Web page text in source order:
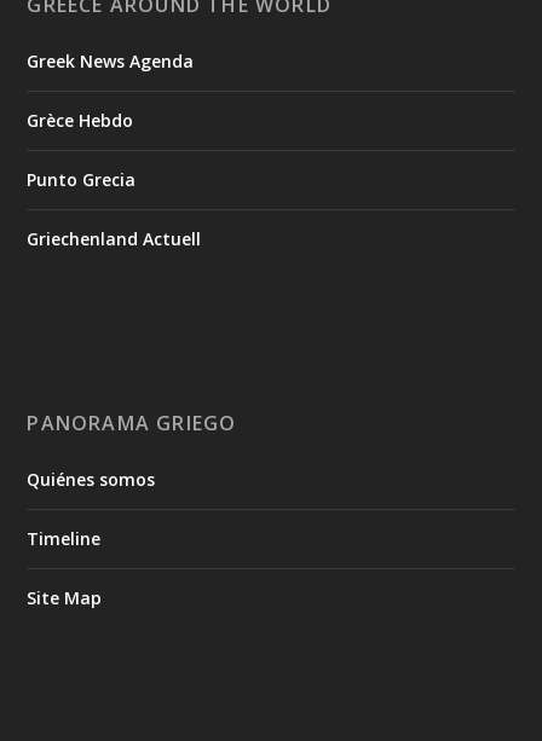
Greek News Agenda
Grèce Hebdo
Punto Grecia
Griechenland Actuell
PANORAMA GRIEGO
Quiénes somos
Timeline
Site Map